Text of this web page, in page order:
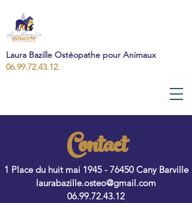
Laura Bazille Ostéopathe pour Animaux
06.99.72.43.12.
Contact
1 Place du huit mai 1945 - 76450Cany Barville
laurabazille.osteo@gmail.com
06.99.72.43.12